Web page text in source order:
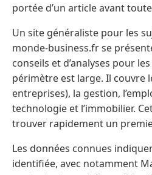
portée d’un article avant
Un site généraliste pour les
monde-business.fr se
conseils et d’analyses pour
périmètre est large. Il couvre
entreprises), la gestion,
technologie et l’immobilier.
trouver rapidement un
Les données connues
identifiée, avec notamment